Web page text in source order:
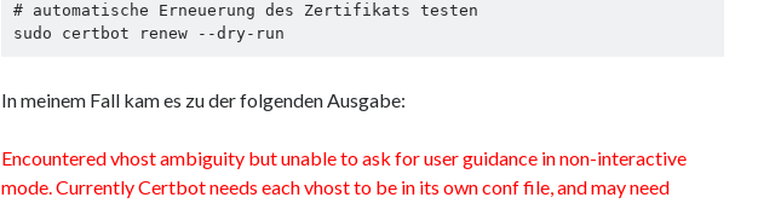
# automatische Erneuerung des Zertifikats testen
sudo certbot renew --dry-run
In meinem Fall kam es zu der folgenden Ausgabe:
Encountered vhost ambiguity but unable to ask for user guidance in non-interactive
mode. Currently Certbot needs each vhost to be in its own conf file, and may need